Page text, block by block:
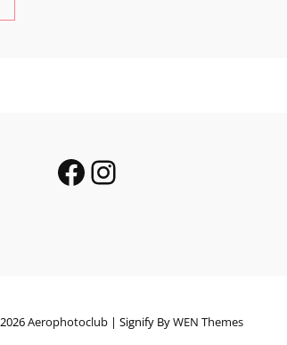
Facebook
Instagram
Aerophotoclub | Signify ByWEN Themes